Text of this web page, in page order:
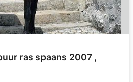
ras spaans 2007 ,